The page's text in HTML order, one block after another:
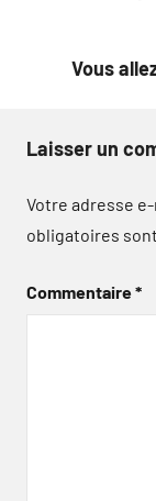
Vous
Laisser un
Votre adresse
obligatoires
Commentaire*